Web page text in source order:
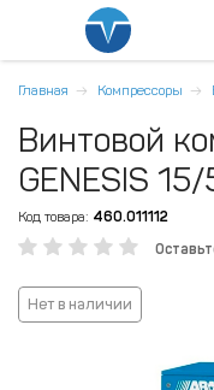
Главная Компрессоры
Винтовой
GENESIS
Код товара: 460.011112
Нет в наличии